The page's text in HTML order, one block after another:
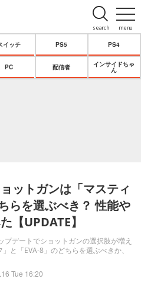
menu
search
イッチ PS5 PS4
PC 配信者
インサイドちゃ
ん
ットガンは「マスティ
らを選ぶべき？ 性能や
【UPDATE】
プデートでショットガンの選択肢が増え
と「EVA-8」のどちらを選ぶべきか、
Tue 16:20